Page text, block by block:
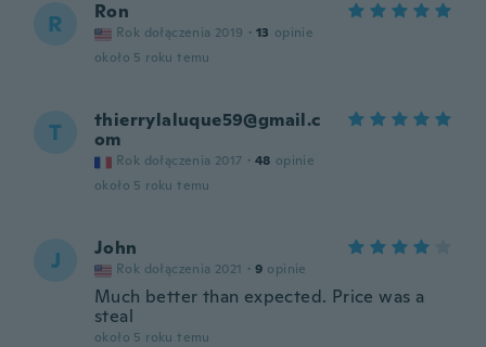
R Ron
Rok dołączenia 2019 · 13 opinie
około 5 roku temu
T
thierrylaluque59@gmail.c
om
Rok dołączenia 2017 · 48 opinie
około 5 roku temu
J John
Rok dołączenia 2021 · 9 opinie
Much better than expected. Price was a
steal
około 5 roku temu